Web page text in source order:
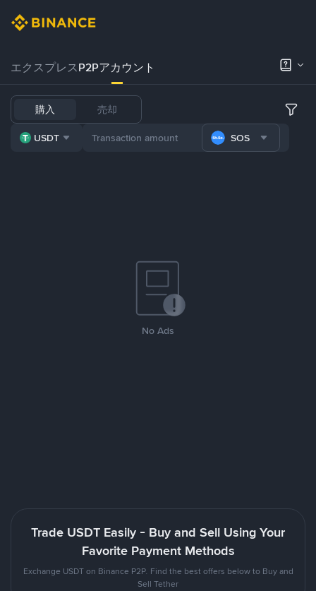
エクスプレスP2Pアカウント
購入 売却
USDT SOS
No Ads
Trade USDT Easily - Buy and Sell Using Your
Favorite Payment Methods
Exchange USDT on Binance P2P. Find the best offers below to Buy and
Sell Tether